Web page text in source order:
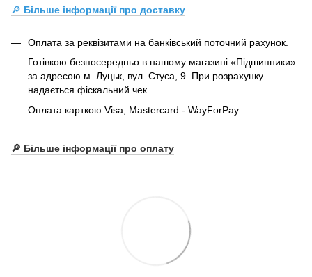
🔎 Більше інформації про доставку
Оплата за реквізитами на банківський поточний рахунок.
Готівкою безпосередньо в нашому магазині «Підшипники»
за адресою м. Луцьк, вул. Стуса, 9. При розрахунку
надається фіскальний чек.
Оплата карткою Visa, Mastercard - WayForPay
🔎 Більше інформації про оплату